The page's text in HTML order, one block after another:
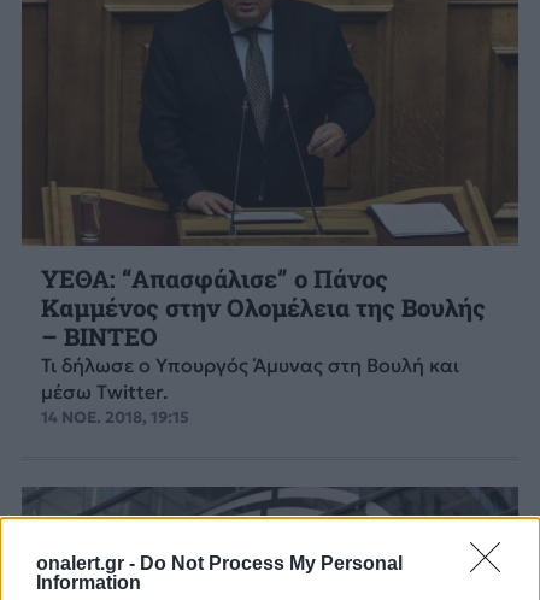
onalert.gr - Do Not Process My Personal
Information
ΥΕΘΑ: “Απασφάλισε” ο Πάνος
Καμμένος στην Ολομέλεια της Βουλής
– ΒΙΝΤΕΟ
Τι δήλωσε ο Υπουργός Άμυνας στη Βουλή και
μέσω Twitter.
14 ΝΟΕ. 2018, 19:15